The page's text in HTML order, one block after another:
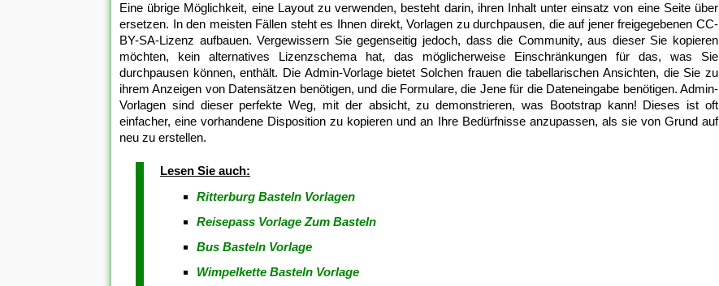
Eine übrige Möglichkeit, eine Layout zu verwenden, besteht darin, ihren Inhalt unter einsatz von eine Seite über
ersetzen. In den meisten Fällen steht es Ihnen direkt, Vorlagen zu durchpausen, die auf jener freigegebenen CC-
BY-SA-Lizenz aufbauen. Vergewissern Sie gegenseitig jedoch, dass die Community, aus dieser Sie kopieren
möchten, kein alternatives Lizenzschema hat, das möglicherweise Einschränkungen für das, was Sie
durchpausen können, enthält. Die Admin-Vorlage bietet Solchen frauen die tabellarischen Ansichten, die Sie zu
ihrem Anzeigen von Datensätzen benötigen, und die Formulare, die Jene für die Dateneingabe benötigen. Admin-
Vorlagen sind dieser perfekte Weg, mit der absicht, zu demonstrieren, was Bootstrap kann! Dieses ist oft
einfacher, eine vorhandene Disposition zu kopieren und an Ihre Bedürfnisse anzupassen, als sie von Grund auf
neu zu erstellen.
Lesen Sie auch:
Ritterburg Basteln Vorlagen
Reisepass Vorlage Zum Basteln
Bus Basteln Vorlage
Wimpelkette Basteln Vorlage